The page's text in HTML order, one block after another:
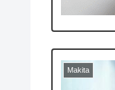
Makita